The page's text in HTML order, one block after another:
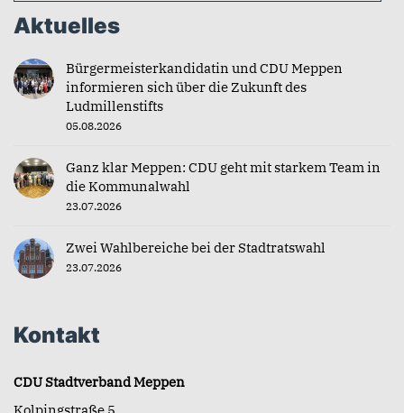
Aktuelles
Bürgermeisterkandidatin und CDU Meppen
informieren sich über die Zukunft des
Ludmillenstifts
05.08.2026
Ganz klar Meppen: CDU geht mit starkem Team in
die Kommunalwahl
23.07.2026
Zwei Wahlbereiche bei der Stadtratswahl
23.07.2026
Kontakt
CDU Stadtverband Meppen